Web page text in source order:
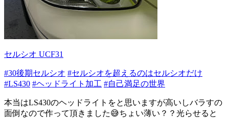
セルシオ UCF31
#30後期セルシオ #セルシオを超えるのはセルシオだけ
#LS430 #ヘッドライト加工 #自己満足の世界
本当はLS430のヘッドライトをと思いますが高いしバラすの
面倒なので作って頂きました😅ちょい薄い？？光らせると